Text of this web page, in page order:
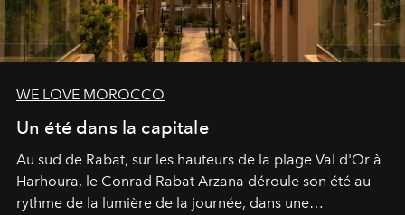
WE LOVE MOROCCO
Un été dans la capitale
Au sud de Rabat, sur les hauteurs de la plage Val d'Or à
Harhoura, le Conrad Rabat Arzana déroule son été au
rythme de la lumière de la journée, dans une